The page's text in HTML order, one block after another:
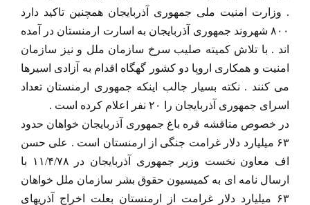
. وزارت امنیت ملی جمهوری آذربایجان همچنین تاکید دارد
۸۰۰ شهروند جمهوری آذربایجان به اسارت ارمنستان در آمده
اند . با تلاش کمیته صلیب سرخ سازمان ملل و نیز سازمان
امنیت و همکاری اروپا دو کشور گهگاه اقدام به آزادی اسیرها
می کنند . نکته بسیار جالب اینکه جمهوری ارمنستان تعداد
اسرای جمهوری آذربایجان را ۲۰ نفر اعلام کرده است .
در خصوص مناقشه قره باغ جمهوری آذربایجان خواهان حدود
۶۳ میلیارد دلار غرامت جنگی از ارمنستان است . علی حسن
اف معاون نخست وزیر جمهوری آذربایجان در ۱۱/۴/۷۸ با
ارسال نامه ای به کمیسیون حقوق بشر سازمان ملل خواهان
۶۳ میلیارد دلار غرامت از ارمنستان بعلت اخراج آذریهای